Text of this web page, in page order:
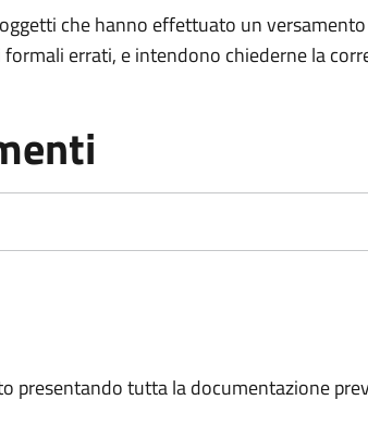
che hanno effettuato un
errati, e intendono chiederne la
presentando tutta la documentazione